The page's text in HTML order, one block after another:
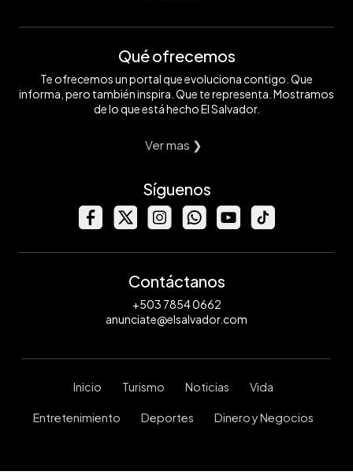
Qué ofrecemos
Te ofrecemos un portal que evoluciona contigo. Que
informa, pero también inspira. Que te representa. Mostramos
de lo que está hecho El Salvador.
Ver mas ❯
Síguenos
Contáctanos
+503 7854 0662
anunciate@elsalvador.com
Inicio Turismo Noticias Vida
Entretenimiento Deportes Dinero y Negocios